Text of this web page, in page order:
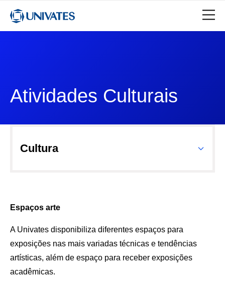
Atividades Culturais
Espaços arte
A Univates disponibiliza diferentes espaços para
exposições nas mais variadas técnicas e tendências
artísticas, além de espaço para receber exposições
acadêmicas.
Cultura